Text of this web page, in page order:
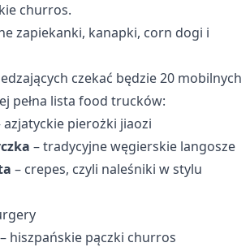
churros.
zapiekanki, kanapki, corn dogi i
czekać będzie 20 mobilnych
pełna lista food trucków:
azjatyckie pierożki jiaozi
– tradycyjne węgierskie langosze
– crepes, czyli naleśniki w stylu
– hiszpańskie pączki churros